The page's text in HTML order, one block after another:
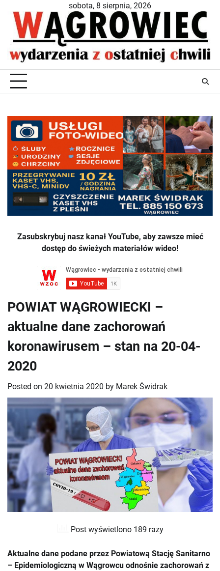
content
sobota, 8 sierpnia, 2026
Zasubskrybuj nasz kanał YouTube, aby zawsze mieć
dostęp do świeżych materiałów wideo!
POWIAT WĄGROWIECKI –
aktualne dane zachorowań
koronawirusem – stan na 20-04-
2020
Posted on 20 kwietnia 2020 by Marek Świdrak
Post wyświetlono 189 razy
Aktualne dane podane przez Powiatową Stację Sanitarno
– Epidemiologiczną w Wągrowcu odnośnie zachorowań z